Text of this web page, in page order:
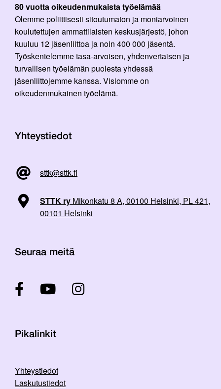
80 vuotta oikeudenmukaista työelämää
Olemme poliittisesti sitoutumaton ja moniarvoinen
koulutettujen ammattilaisten keskusjärjestö, johon
kuuluu 12 jäsenliittoa ja noin 400 000 jäsentä.
Työskentelemme tasa-arvoisen, yhdenvertaisen ja
turvallisen työelämän puolesta yhdessä
jäsenliittojemme kanssa. Visiomme on
oikeudenmukainen työelämä.
Yhteystiedot
sttk@sttk.fi
STTK ry Mikonkatu 8 A, 00100 Helsinki, PL 421,
00101 Helsinki
Seuraa meitä
Pikalinkit
Yhteystiedot
Laskutustiedot